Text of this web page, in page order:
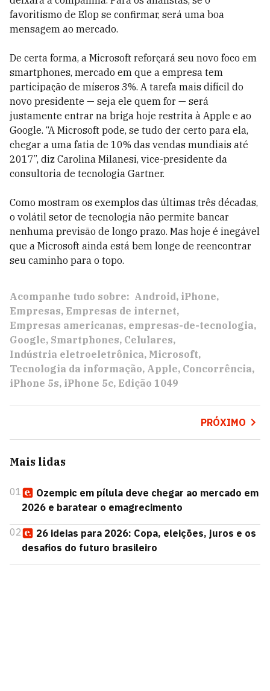
favoritismo de Elop se confirmar, será uma boa
mensagem ao mercado.
De certa forma, a Microsoft reforçará seu novo foco em
smartphones, mercado em que a empresa tem
participação de míseros 3%. A tarefa mais difícil do
novo presidente — seja ele quem for — será
justamente entrar na briga hoje restrita à Apple e ao
Google. “A Microsoft pode, se tudo der certo para ela,
chegar a uma fatia de 10% das vendas mundiais até
2017”, diz Carolina Milanesi, vice-presidente da
consultoria de tecnologia Gartner.
Como mostram os exemplos das últimas três décadas,
o volátil setor de tecnologia não permite bancar
nenhuma previsão de longo prazo. Mas hoje é inegável
que a Microsoft ainda está bem longe de reencontrar
seu caminho para o topo.
Acompanhe tudo sobre: Android iPhone
Empresas Empresas de internet
Empresas americanas empresas-de-tecnologia
Google Smartphones Celulares
Indústria eletroeletrônica Microsoft
Tecnologia da informação Apple Concorrência
iPhone 5s iPhone 5c Edição 1049
PRÓXIMO
Mais lidas
01
Ozempic em pílula deve chegar ao mercado em
2026 e baratear o emagrecimento
02
26 ideias para 2026: Copa, eleições, juros e os
desafios do futuro brasileiro